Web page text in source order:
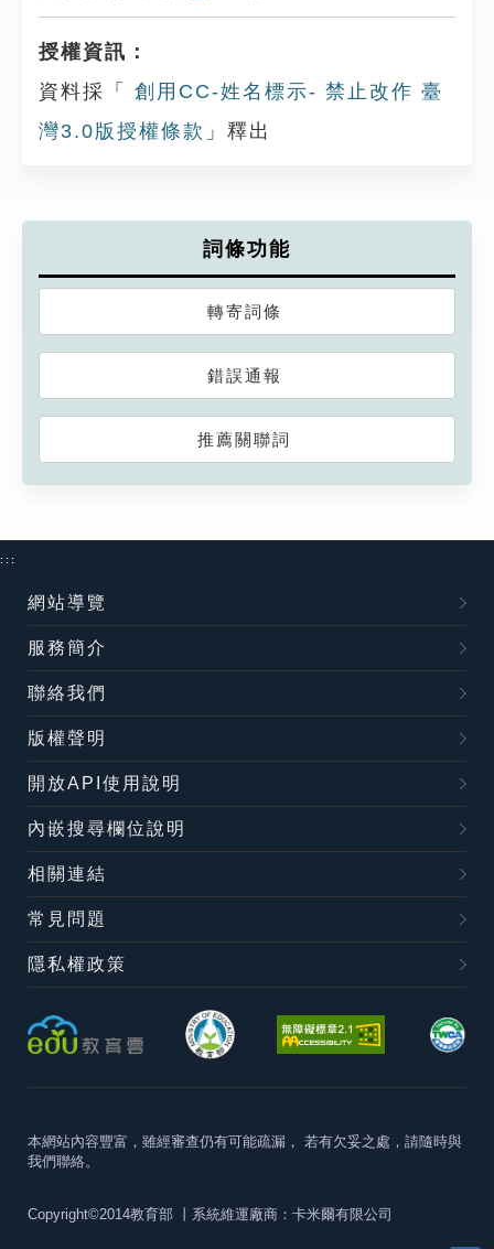
授權資訊：
資料採「
創用CC-姓名標示- 禁止改作 臺
灣3.0版授權條款 」釋出
詞條功能
轉寄詞條
錯誤通報
推薦關聯詞
:::
網站導覽
服務簡介
聯絡我們
版權聲明
開放API使用說明
內嵌搜尋欄位說明
相關連結
常見問題
隱私權政策
本網站內容豐富，雖經審查仍有可能疏漏， 若有欠妥之處，請隨時與
我們聯絡。
Copyright©2014教育部 丨系統維運廠商：卡米爾有限公司